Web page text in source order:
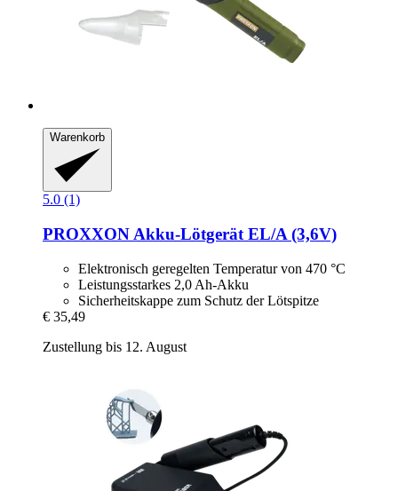
Warenkorb
5.0 (1)
PROXXON Akku-​Lötgerät EL/A (3,6V)
Elektronisch geregelten Temperatur von 470 °C
Leistungsstarkes 2,0 Ah-Akku
Sicherheitskappe zum Schutz der Lötspitze
€ 35,49
Zustellung bis 12. August